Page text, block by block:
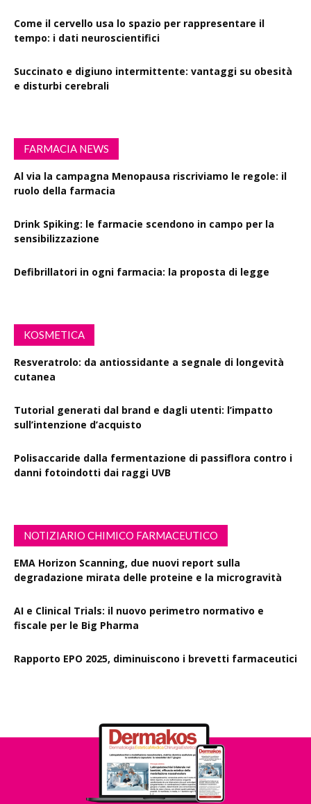
Come il cervello usa lo spazio per rappresentare il
tempo: i dati neuroscientifici
Succinato e digiuno intermittente: vantaggi su obesità
e disturbi cerebrali
FARMACIA NEWS
Al via la campagna Menopausa riscriviamo le regole: il
ruolo della farmacia
Drink Spiking: le farmacie scendono in campo per la
sensibilizzazione
Defibrillatori in ogni farmacia: la proposta di legge
KOSMETICA
Resveratrolo: da antiossidante a segnale di longevità
cutanea
Tutorial generati dal brand e dagli utenti: l’impatto
sull’intenzione d’acquisto
Polisaccaride dalla fermentazione di passiflora contro i
danni fotoindotti dai raggi UVB
NOTIZIARIO CHIMICO FARMACEUTICO
EMA Horizon Scanning, due nuovi report sulla
degradazione mirata delle proteine e la microgravità
AI e Clinical Trials: il nuovo perimetro normativo e
fiscale per le Big Pharma
Rapporto EPO 2025, diminuiscono i brevetti farmaceutici